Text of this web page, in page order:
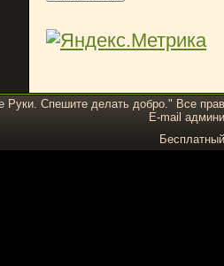
Руки. Спешите делать добро." Все
E-mail